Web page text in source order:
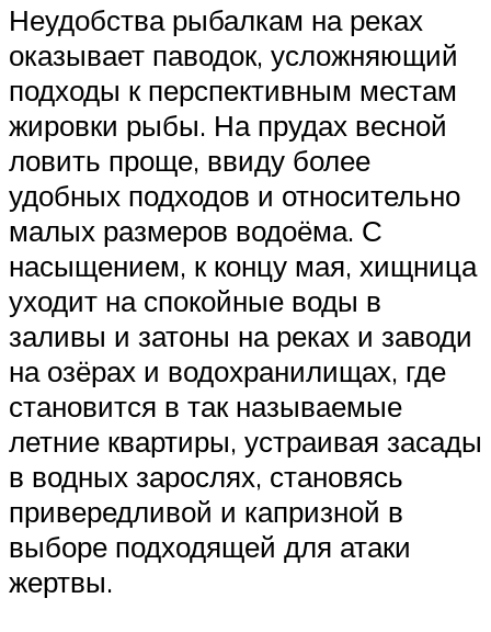
Неудобства рыбалкам на реках
оказывает паводок, усложняющий
подходы к перспективным местам
жировки рыбы. На прудах весной
ловить проще, ввиду более
удобных подходов и относительно
малых размеров водоёма. С
насыщением, к концу мая, хищница
уходит на спокойные воды в
заливы и затоны на реках и заводи
на озёрах и водохранилищах, где
становится в так называемые
летние квартиры, устраивая засады
в водных зарослях, становясь
привередливой и капризной в
выборе подходящей для атаки
жертвы.